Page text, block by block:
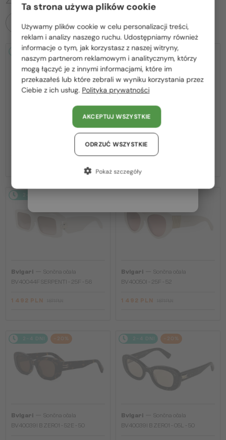
WSZYSTKIE PRODUKTY
2-4 DNI -22%
Sončna očala
2-4 DNI -20%
Bvlgari—Sončna očala
BV40044I SERPENTI - 45A - 53
1 492 PLN
2-4 DNI
Bvlgari
Sončna očala
BV40044F SERPENTI - 25F - 56
1 492 PLN
Bvlgari
Sončna očala
BV40050I - 25F - 52
1 492 PLN
2-4 DNI -20%
Bvlgari
Sončna očala
BV40039I B ZERO1 - 52E - 50
2-4 DNI -20%
Bvlgari
Sončna očala
BV40039I B ZERO1 - 05L - 50
Proszę wybierz z listy odpowiedni dla Ciebie kraj:
Polska / PL
România / RO
Magyarország / HU
United Arab Emirates / EN
Austria / AT
Niemcy / DE
Włochy / IT
Ta strona używa plików cookie
Używamy plików cookie w celu personalizacji treści,
reklam i analizy naszego ruchu. Udostępniamy również
informacje o tym, jak korzystasz z naszej witryny,
naszym partnerom reklamowym i analitycznym, którzy
mogą łączyć je z innymi informacjami, które im
przekazałeś lub które zebrali w wyniku korzystania przez
Ciebie z ich usług. Polityka prywatności
AKCEPTUJ WSZYSTKIE
ODRZUĆ WSZYSTKIE
Pokaż szczegóły